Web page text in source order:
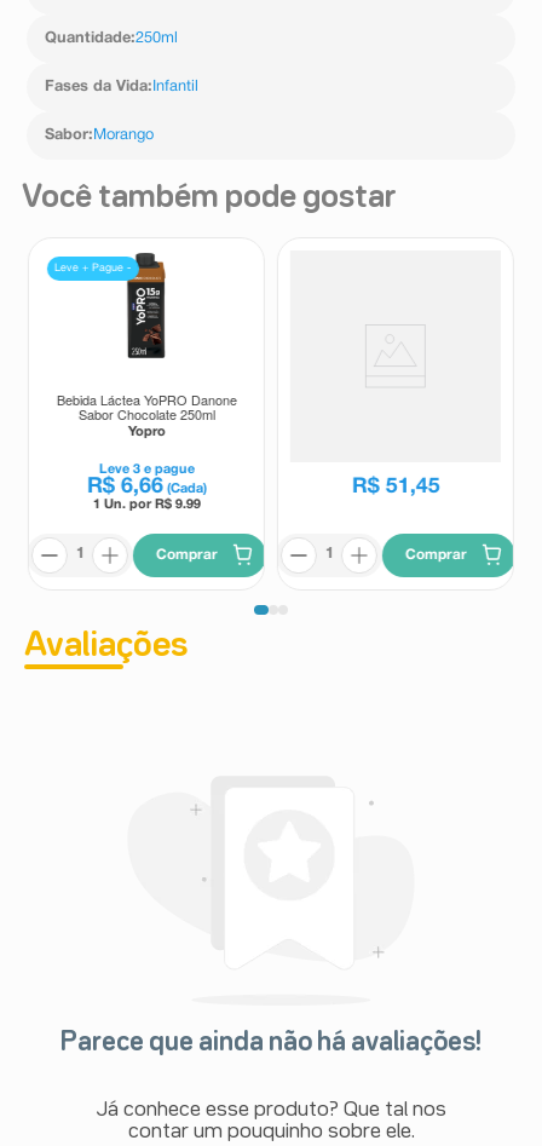
Quantidade:250ml
Fases da Vida: Infantil
Sabor: Morango
Você também pode gostar
Leve + Pague -
Bebida Láctea YoPRO Danone
Sabor Chocolate 250ml
Yopro
Leve 3e pague
R$ 6,66 (Cada)
1 Un. por R$ 9.99
Comprar
R$ 51 ,45
Comprar
Avaliações
Parece que ainda não há avaliações!
Já conhece esse produto? Que tal nos
contar um pouquinho sobre ele.